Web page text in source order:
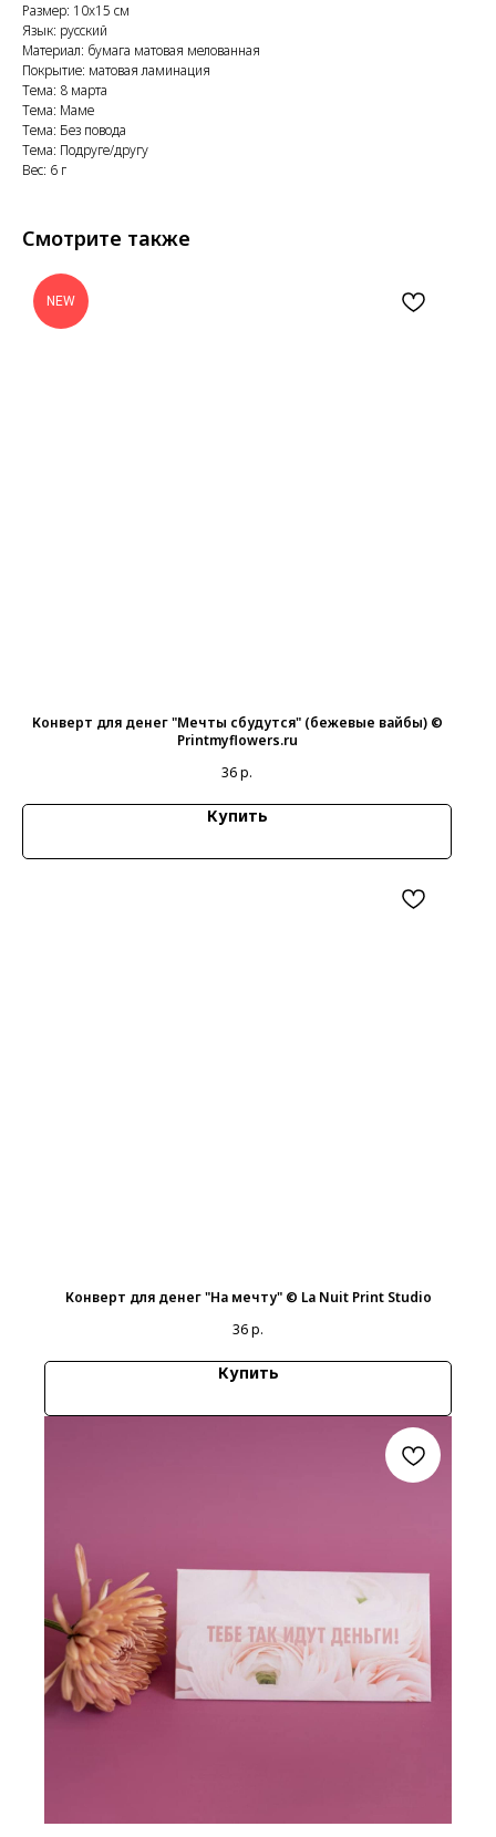
Размер: 10x15 см
Язык: русский
Материал: бумага матовая мелованная
Покрытие: матовая ламинация
Тема: 8 марта
Тема: Маме
Тема: Без повода
Тема: Подруге/другу
Вес: 6 г
Смотрите также
NEW
Конверт для денег "Мечты сбудутся" (бежевые вайбы) ©
Printmyflowers.ru
36р.
Купить
Конверт для денег "На мечту" © La Nuit Print Studio
36р.
Купить